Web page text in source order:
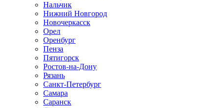
Нальчик
Нижний Новгород
Новочеркасск
Орел
Оренбург
Пенза
Пятигорск
Ростов-на-Дону
Рязань
Санкт-Петербург
Самара
Саранск